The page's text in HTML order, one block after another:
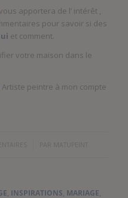
apportera de l’ intérêt ,
pour savoir si des
et comment.
votre maison dans le
Artiste peintre à mon compte
INSPIRATIONS MARIAGE